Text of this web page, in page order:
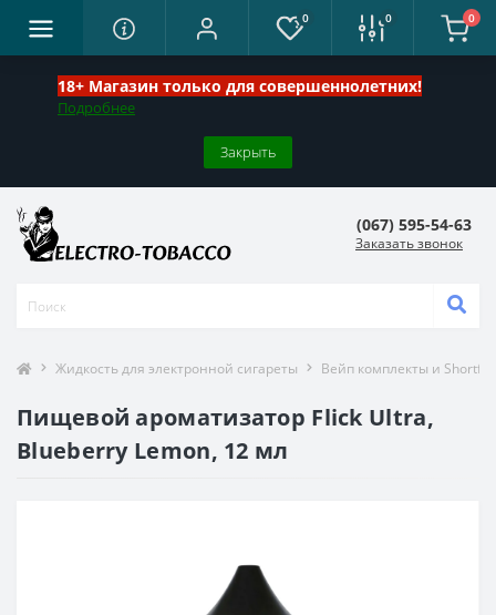
18+ Магазин только для совершеннолетних!
Подробнее
Закрыть
0 0 0
(067) 595-54-63
Заказать звонок
Жидкость для электронной сигареты Вейп комплекты и
Пищевой ароматизатор Flick Ultra,
Blueberry Lemon, 12 мл